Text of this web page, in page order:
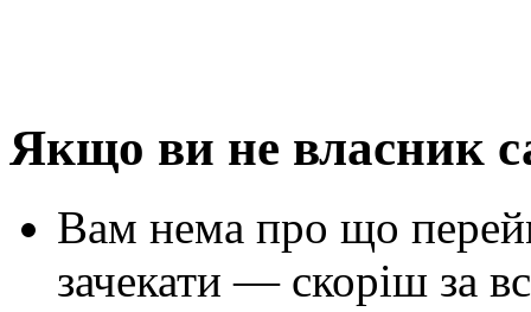
Якщо ви не власник
Вам нема про що
зачекати — скоріш за